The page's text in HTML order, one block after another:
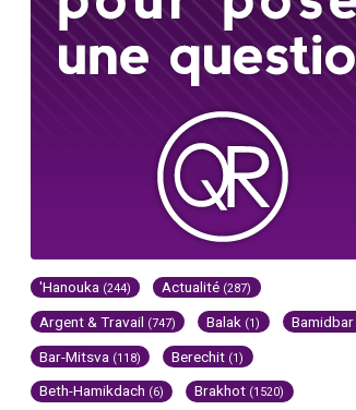
'Hanouka (244) Actualité (287)
Argent & Travail (747) Balak (1) Bamidbar
Bar-Mitsva (118) Berechit (1)
Beth-Hamikdach (6) Brakhot (1520)